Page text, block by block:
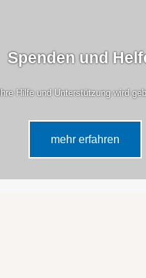
Spenden und
Ihre Hilfe und Unterstützung wird
mehr erfahren